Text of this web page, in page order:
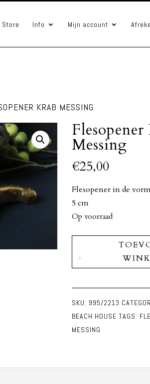
Info Mijn account
KRAB MESSING
Messing
€25,00
Flesopener in de
5 cm
Op voorraad
Krab
Messing
SKU: 995/2213
BEACH HOUSE TAGS:
MESSING